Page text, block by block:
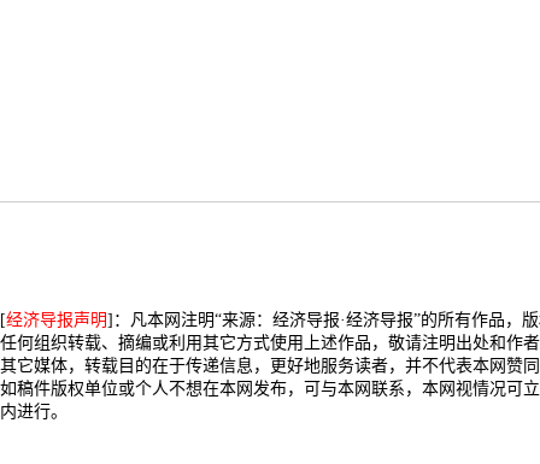
[经济导报声明]：凡本网注明“来源：经济导报·经济导报”的所有作品，
任何组织转载、摘编或利用其它方式使用上述作品，敬请注明出处和作
其它媒体，转载目的在于传递信息，更好地服务读者，并不代表本网赞
如稿件版权单位或个人不想在本网发布，可与本网联系，本网视情况可
内进行。